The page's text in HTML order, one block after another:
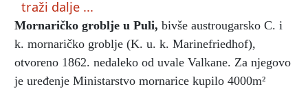
traži dalje ...
Mornaričko groblje u Puli, bivše austrougarsko C. i
k. mornaričko groblje (K. u. k. Marinefriedhof),
otvoreno 1862. nedaleko od uvale Valkane. Za njegovo
je uređenje Ministarstvo mornarice kupilo 4000m²